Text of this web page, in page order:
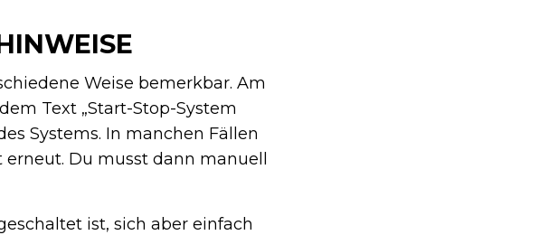
Weise bemerkbar. Am
Text „Start-Stop-System
Systems. In manchen Fällen
Du musst dann manuell
ist, sich aber einfach